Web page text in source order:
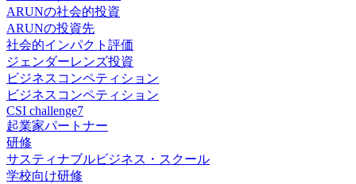
ARUNの社会的投資
ARUNの投資先
社会的インパクト評価
ジェンダーレンズ投資
ビジネスコンペティション
ビジネスコンペティション
CSI challenge7
起業家パートナー
研修
サスティナブルビジネス・スクール
学校向け研修